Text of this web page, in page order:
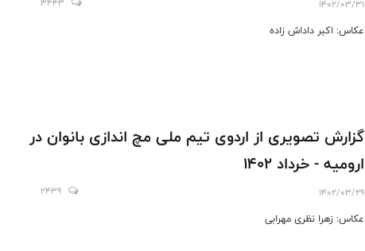
1402/03/31
عکاس: اکبر داداش زاده
گزارش تصویری از اردوی تیم ملی مچ اندازی بانوان در
ارومیه - خرداد 1402
1402/03/29
2439
عکاس: زهرا نظری مهرابی